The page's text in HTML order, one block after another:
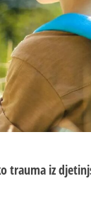
trauma iz